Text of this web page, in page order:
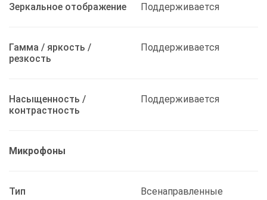
Зеркальное отображение Поддерживается
Гамма / яркость /
резкость
Поддерживается
Насыщенность /
контрастность
Поддерживается
Микрофоны
Тип Всенаправленные